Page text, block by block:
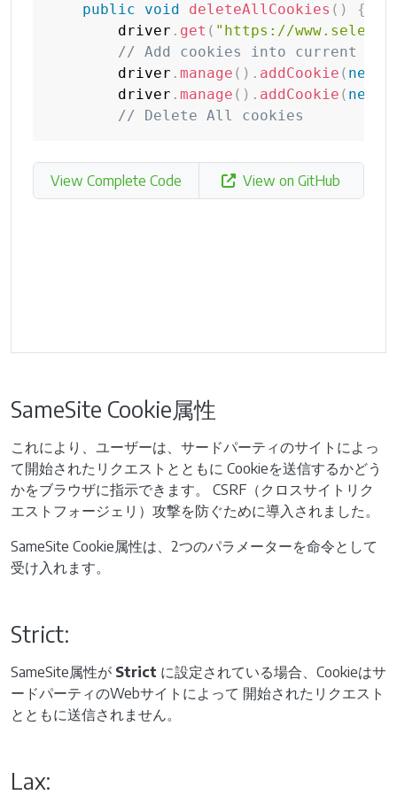
public void deleteAllCookies ( )
{
        driver
. get ( "https://
// Add cookies into current
        driver
. manage ( ) . addCookie ( new
        driver
. manage ( ) . addCookie ( new
// Delete All cookies
View Complete Code View on GitHub
SameSite Cookie属性
これにより、ユーザーは、サードパーティのサイトによっ
て開始されたリクエストとともに Cookieを送信するかどう
かをブラウザに指示できます。 CSRF（クロスサイトリク
エストフォージェリ）攻撃を防ぐために導入されました。
SameSite Cookie属性は、2つのパラメーターを命令として
受け入れます。
Strict:
SameSite属性が Strict に設定されている場合、Cookieはサ
ードパーティのWebサイトによって 開始されたリクエスト
とともに送信されません。
Lax: